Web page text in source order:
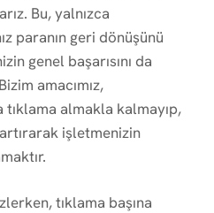
Bu, yalnızca
paranın geri dönüşünü
genel başarısını da
amacımız,
tıklama almakla kalmayıp,
işletmenizin
tıklama başına